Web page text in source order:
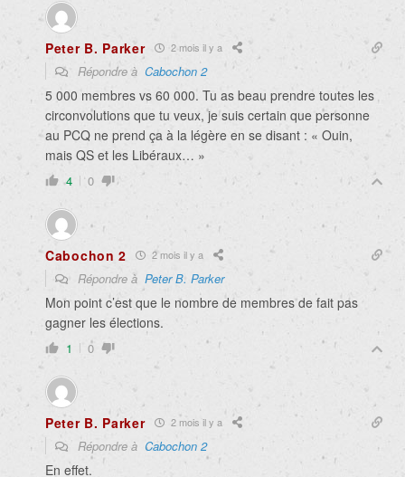
Peter B. Parker 2 mois il y a
Répondre à Cabochon 2
5 000 membres vs 60 000. Tu as beau prendre toutes les
circonvolutions que tu veux, je suis certain que personne
au PCQ ne prend ça à la légère en se disant : « Ouin,
mais QS et les Libéraux… »
4 0
Cabochon 2 2 mois il y a
Répondre à Peter B. Parker
Mon point c’est que le nombre de membres de fait pas
gagner les élections.
1 0
Peter B. Parker 2 mois il y a
Répondre à Cabochon 2
En effet.